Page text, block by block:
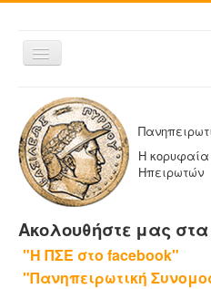
Εναλλαγή
πλοήγησης
ΑΡΧΙΚΗ
Η ΠΑΝΗΠΕΙΡΩΤΙΚΗ
ΔΕΛΤΙΑ ΤΥΠΟΥ
ΑΔΕΛΦΟΤΗΤΕΣ-ΟΜΟΣΠΟΝΔΙΕΣ
Η ΕΦΗΜΕΡΙΔΑ ΜΑΣ
ΕΦΗΜΕΡΙΔΕΣ ΑΔΕΛΦΟΤΗΤΩΝ
Η
Ηπειρωτών
Ακολουθήστε μας στα
"Η ΠΣΕ στο facebook"
"Πανηπειρωτική